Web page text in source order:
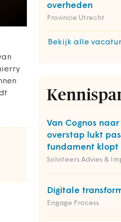
overheden
Provincie Utrecht
Bekijk alle
Van Cognos
overstap lukt
fundament klopt
Solviteers Advies &
Digitale
Engage Process